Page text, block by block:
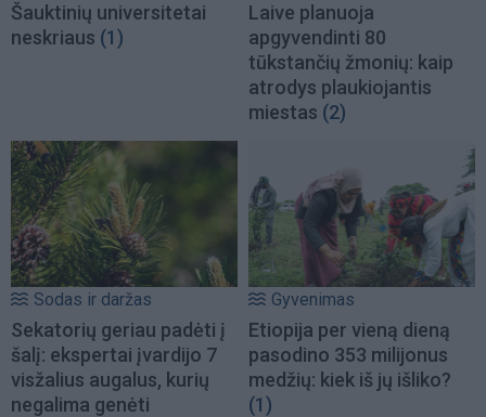
Šauktinių universitetai
neskriaus (1)
Laive planuoja
apgyvendinti 80
tūkstančių žmonių: kaip
atrodys plaukiojantis
miestas (2)
Sodas ir daržas
Sekatorių geriau padėti į
šalį: ekspertai įvardijo 7
visžalius augalus, kurių
negalima genėti
Gyvenimas
Etiopija per vieną dieną
pasodino 353 milijonus
medžių: kiek iš jų išliko?
(1)